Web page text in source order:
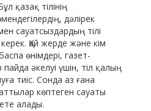
қазақ тілінің
дәлірек
сауатсыздардың тілі
Қай жерде және кім
өнімдері, газет-
әкелуі үшін, тіл қалың
тиіс. Сонда аз ғана
көптеген сауаты
алады.